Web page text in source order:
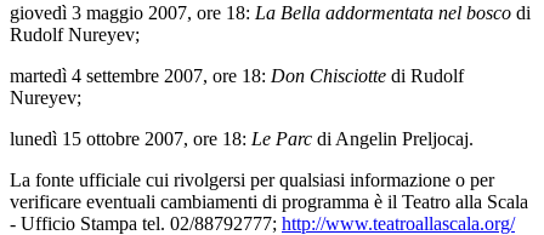
giovedì 3 maggio 2007, ore 18: La Bella addormentata nel bosco di
Rudolf Nureyev;
martedì 4 settembre 2007, ore 18: Don Chisciotte di Rudolf
Nureyev;
lunedì 15 ottobre 2007, ore 18: Le Parc di Angelin Preljocaj.
La fonte ufficiale cui rivolgersi per qualsiasi informazione o per
verificare eventuali cambiamenti di programma è il Teatro alla Scala
‑ Ufficio Stampa tel. 02/88792777; http://www.teatroallascala.org/